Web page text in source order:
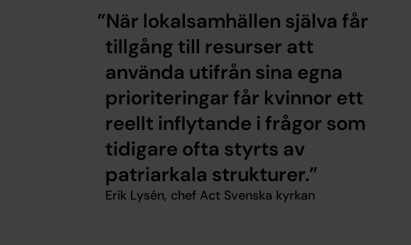
När lokalsamhällen själva får
tillgång till resurser att
använda utifrån sina egna
prioriteringar får kvinnor ett
reellt inflytande i frågor som
tidigare ofta styrts av
patriarkala strukturer.
Erik Lysén, chef Act Svenska kyrkan